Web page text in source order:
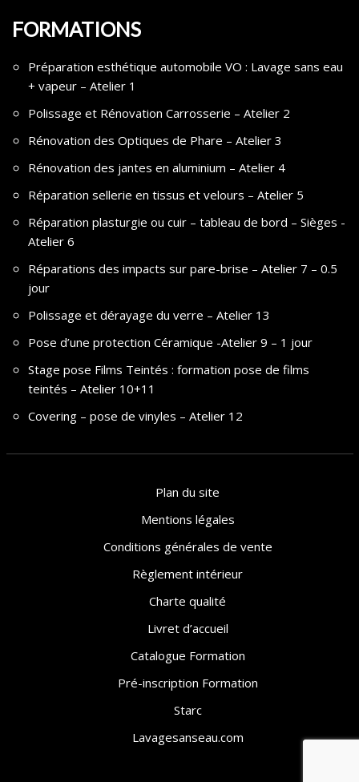
FORMATIONS
Préparation esthétique automobile VO : Lavage sans eau
+ vapeur – Atelier 1
Polissage et Rénovation Carrosserie – Atelier 2
Rénovation des Optiques de Phare – Atelier 3
Rénovation des jantes en aluminium – Atelier 4
Réparation sellerie en tissus et velours – Atelier 5
Réparation plasturgie ou cuir – tableau de bord – Sièges -
Atelier 6
Réparations des impacts sur pare-brise – Atelier 7 – 0.5
jour
Polissage et dérayage du verre – Atelier 13
Pose d’une protection Céramique -Atelier 9 – 1 jour
Stage pose Films Teintés : formation pose de films
teintés – Atelier 10+11
Covering – pose de vinyles – Atelier 12
Plan du site
Mentions légales
Conditions générales de vente
Règlement intérieur
Charte qualité
Livret d’accueil
Catalogue Formation
Pré-inscription Formation
Starc
Lavagesanseau.com